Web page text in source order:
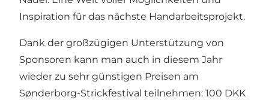
Inspiration für das nächste Handarbeitsprojekt.
Dank der großzügigen Unterstützung von
Sponsoren kann man auch in diesem Jahr
wieder zu sehr günstigen Preisen am
Sønderborg-Strickfestival teilnehmen: 100 DKK